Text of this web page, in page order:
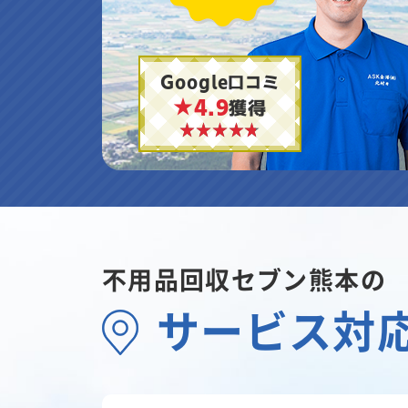
Google口コミ
★4.9獲得
不用品回収セブン熊本の
サービス対